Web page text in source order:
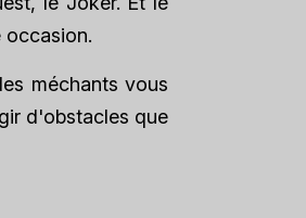
occasion.
méchants vous
d'obstacles que